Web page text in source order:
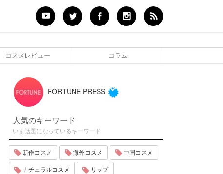
コスメレビュー コラム
FORTUNE PRESS
人気のキーワード
いま話題になっているキーワード
新作コスメ 海外コスメ 中国コスメ
ナチュラルコスメ リップ